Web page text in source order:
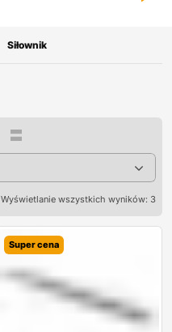
Siłownik
Wyświetlanie wszystkich wyników: 3
Super cena